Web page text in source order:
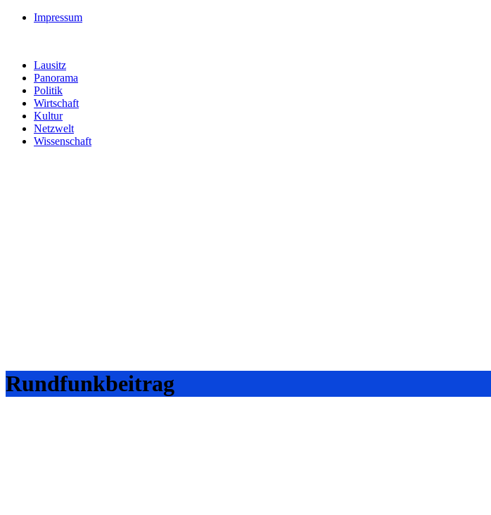
Impressum
Lausitz
Panorama
Politik
Wirtschaft
Kultur
Netzwelt
Wissenschaft
Rundfunkbeitrag